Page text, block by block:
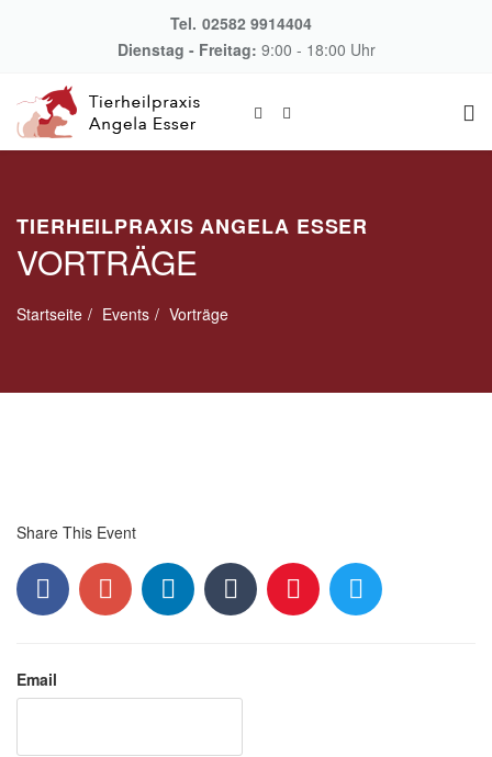
Tel. 02582 9914404
Dienstag - Freitag: 9:00 - 18:00 Uhr
TIERHEILPRAXIS ANGELA ESSER
VORTRÄGE
Startseite Events Vorträge
Share This Event
FacebookGoogle+ LinkedIn Tumblr Weibo Twitter
Email